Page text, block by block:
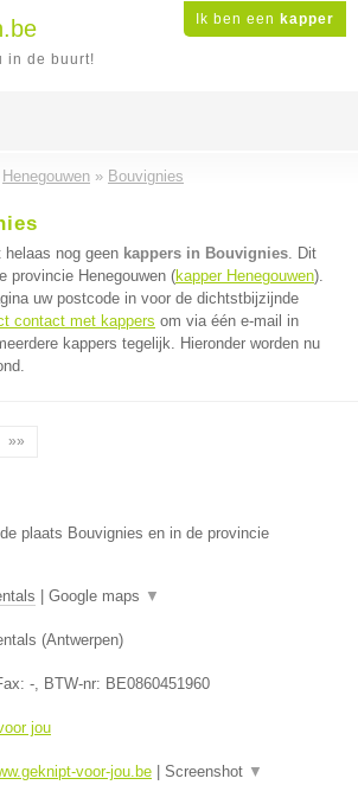
Ik ben een kapper
in de buurt!
Henegouwen » Bouvignies
helaas nog geen kappers in Bouvignies. Dit
provincie Henegouwen (kapper Henegouwen).
uw postcode in voor de dichtstbijzijnde
contact met kappers om via één e-mail in
kappers tegelijk. Hieronder worden nu
»»
plaats Bouvignies en in de provincie
Google maps ▼
(Antwerpen)
-, BTW-nr: BE0860451960
jou
voor-jou.be Screenshot ▼